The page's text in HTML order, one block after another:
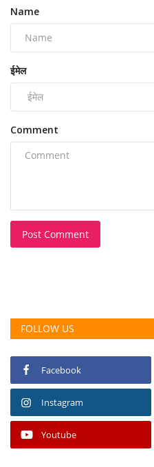
Name
ईमेल
Comment
Post Comment
FOLLOW US
Facebook
Instagram
Youtube